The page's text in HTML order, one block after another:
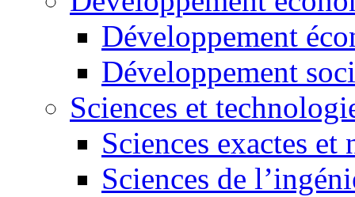
Développement
Développement
Sciences et
Sciences exactes et
Sciences de